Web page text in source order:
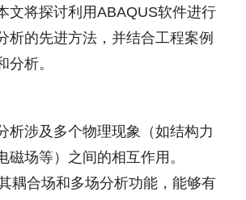
文将探讨利用ABAQUS软件进行
析的先进方法，并结合工程案例
分析。
析涉及多个物理现象（如结构力
磁场等）之间的相互作用。
耦合场和多场分析功能，能够有